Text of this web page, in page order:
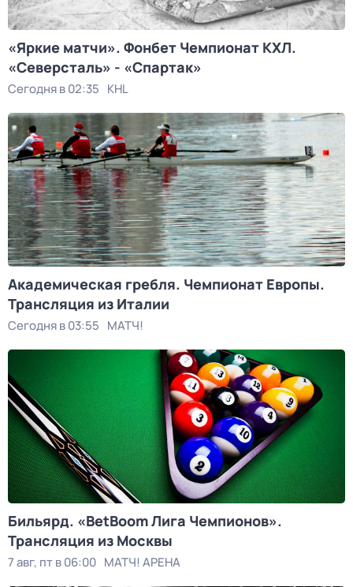
«Яркие матчи». Фонбет Чемпионат КХЛ.
«Северсталь» - «Спартак»
Сегодня в 02:35 KHL
Академическая гребля. Чемпионат Европы.
Трансляция из Италии
Сегодня в 03:55 МАТЧ!
Бильярд. «BetBoom Лига Чемпионов».
Трансляция из Москвы
7 авг, пт в 06:00 МАТЧ! АРЕНА